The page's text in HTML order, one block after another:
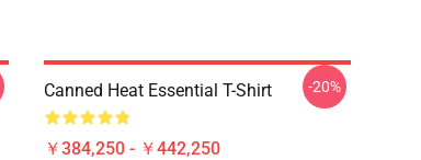
Canned Heat Essential T-Shirt
￥384,250 - ￥442,250
-20%